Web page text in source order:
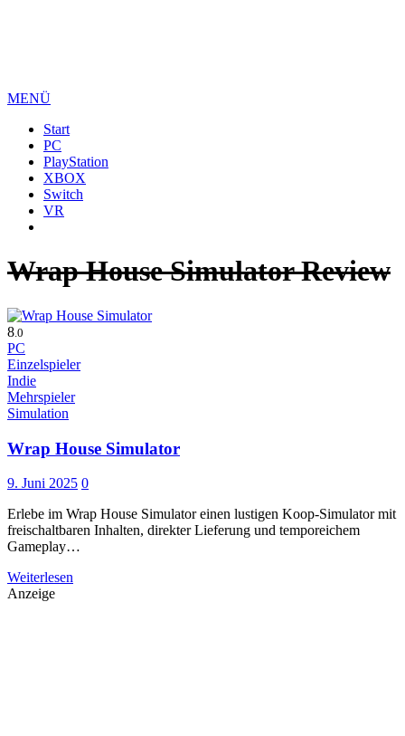
MENÜ
Start
PC
PlayStation
XBOX
Switch
VR
Wrap House Simulator Review
8 .0
PC
Einzelspieler
Indie
Mehrspieler
Simulation
Wrap House Simulator
9. Juni 2025 0
Erlebe im Wrap House Simulator einen lustigen Koop-Simulator mit
freischaltbaren Inhalten, direkter Lieferung und temporeichem
Gameplay…
Weiterlesen
Anzeige